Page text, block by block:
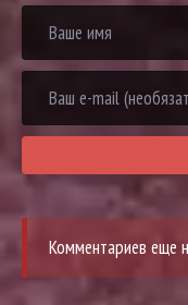
Комментариев еще